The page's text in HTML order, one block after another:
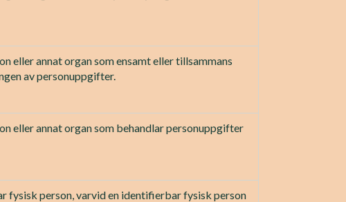
eller annat organ som ensamt eller tillsammans
av personuppgifter.
eller annat organ som behandlar personuppgifter
fysisk person, varvid en identifierbar fysisk person